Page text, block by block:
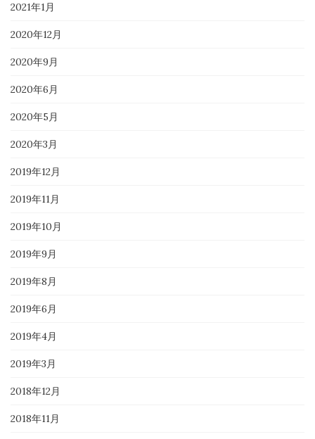
2021年1月
2020年12月
2020年9月
2020年6月
2020年5月
2020年3月
2019年12月
2019年11月
2019年10月
2019年9月
2019年8月
2019年6月
2019年4月
2019年3月
2018年12月
2018年11月